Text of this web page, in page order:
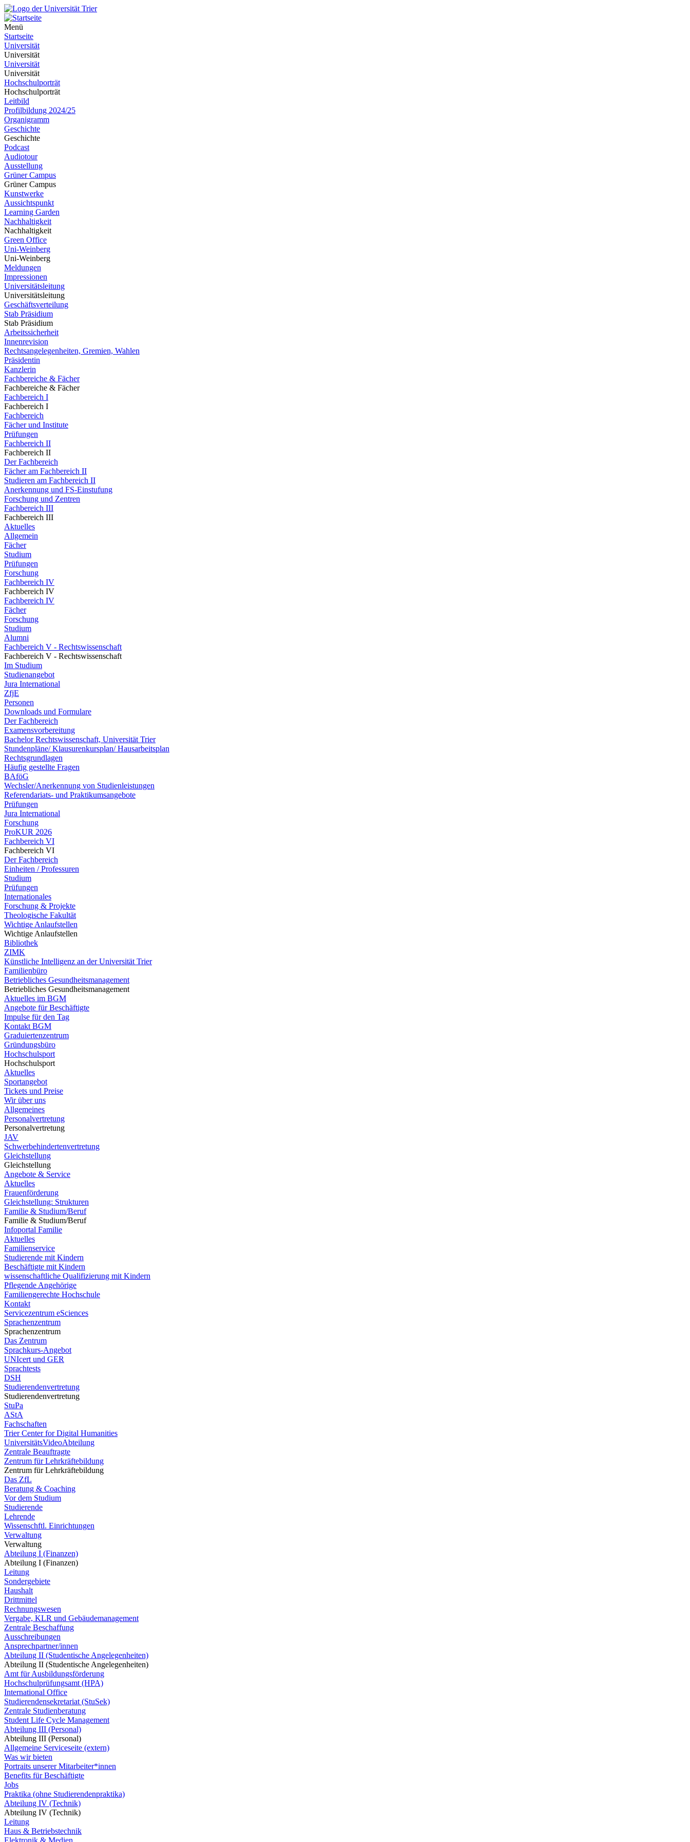
Menü
Startseite
Universität
Universität
Universität
Universität
Hochschulporträt
Hochschulporträt
Leitbild
Profilbildung 2024/25
Organigramm
Geschichte
Geschichte
Podcast
Audiotour
Ausstellung
Grüner Campus
Grüner Campus
Kunstwerke
Aussichtspunkt
Learning Garden
Nachhaltigkeit
Nachhaltigkeit
Green Office
Uni-Weinberg
Uni-Weinberg
Meldungen
Impressionen
Universitätsleitung
Universitätsleitung
Geschäftsverteilung
Stab Präsidium
Stab Präsidium
Arbeitssicherheit
Innenrevision
Rechtsangelegenheiten, Gremien, Wahlen
Präsidentin
Kanzlerin
Fachbereiche & Fächer
Fachbereiche & Fächer
Fachbereich I
Fachbereich I
Fachbereich
Fächer und Institute
Prüfungen
Fachbereich II
Fachbereich II
Der Fachbereich
Fächer am Fachbereich II
Studieren am Fachbereich II
Anerkennung und FS-Einstufung
Forschung und Zentren
Fachbereich III
Fachbereich III
Aktuelles
Allgemein
Fächer
Studium
Prüfungen
Forschung
Fachbereich IV
Fachbereich IV
Fachbereich IV
Fächer
Forschung
Studium
Alumni
Fachbereich V - Rechtswissenschaft
Fachbereich V - Rechtswissenschaft
Im Studium
Studienangebot
Jura International
ZfjE
Personen
Downloads und Formulare
Der Fachbereich
Examensvorbereitung
Bachelor Rechtswissenschaft, Universität Trier
Stundenpläne/ Klausurenkursplan/ Hausarbeitsplan
Rechtsgrundlagen
Häufig gestellte Fragen
BAföG
Wechsler/Anerkennung von Studienleistungen
Referendariats- und Praktikumsangebote
Prüfungen
Jura International
Forschung
ProKUR 2026
Fachbereich VI
Fachbereich VI
Der Fachbereich
Einheiten / Professuren
Studium
Prüfungen
Internationales
Forschung & Projekte
Theologische Fakultät
Wichtige Anlaufstellen
Wichtige Anlaufstellen
Bibliothek
ZIMK
Künstliche Intelligenz an der Universität Trier
Familienbüro
Betriebliches Gesundheitsmanagement
Betriebliches Gesundheitsmanagement
Aktuelles im BGM
Angebote für Beschäftigte
Impulse für den Tag
Kontakt BGM
Graduiertenzentrum
Gründungsbüro
Hochschulsport
Hochschulsport
Aktuelles
Sportangebot
Tickets und Preise
Wir über uns
Allgemeines
Personalvertretung
Personalvertretung
JAV
Schwerbehindertenvertretung
Gleichstellung
Gleichstellung
Angebote & Service
Aktuelles
Frauenförderung
Gleichstellung: Strukturen
Familie & Studium/Beruf
Familie & Studium/Beruf
Infoportal Familie
Aktuelles
Familienservice
Studierende mit Kindern
Beschäftigte mit Kindern
wissenschaftliche Qualifizierung mit Kindern
Pflegende Angehörige
Familiengerechte Hochschule
Kontakt
Servicezentrum eSciences
Sprachenzentrum
Sprachenzentrum
Das Zentrum
Sprachkurs-Angebot
UNIcert und GER
Sprachtests
DSH
Studierendenvertretung
Studierendenvertretung
StuPa
AStA
Fachschaften
Trier Center for Digital Humanities
UniversitätsVideoAbteilung
Zentrale Beauftragte
Zentrum für Lehrkräftebildung
Zentrum für Lehrkräftebildung
Das ZfL
Beratung & Coaching
Vor dem Studium
Studierende
Lehrende
Wissenschftl. Einrichtungen
Verwaltung
Verwaltung
Abteilung I (Finanzen)
Abteilung I (Finanzen)
Leitung
Sondergebiete
Haushalt
Drittmittel
Rechnungswesen
Vergabe, KLR und Gebäudemanagement
Zentrale Beschaffung
Ausschreibungen
Ansprechpartner/innen
Abteilung II (Studentische Angelegenheiten)
Abteilung II (Studentische Angelegenheiten)
Amt für Ausbildungsförderung
Hochschulprüfungsamt (HPA)
International Office
Studierendensekretariat (StuSek)
Zentrale Studienberatung
Student Life Cycle Management
Abteilung III (Personal)
Abteilung III (Personal)
Allgemeine Serviceseite (extern)
Was wir bieten
Portraits unserer Mitarbeiter*innen
Benefits für Beschäftigte
Jobs
Praktika (ohne Studierendenpraktika)
Abteilung IV (Technik)
Abteilung IV (Technik)
Leitung
Haus & Betriebstechnik
Elektronik & Medien